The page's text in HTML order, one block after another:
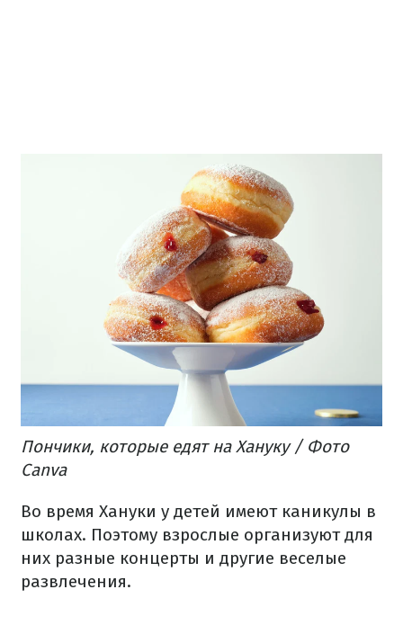
Пончики, которые едят на Хануку / Фото
Canva
Во время Хануки у детей имеют каникулы в
школах. Поэтому взрослые организуют для
них разные концерты и другие веселые
развлечения.